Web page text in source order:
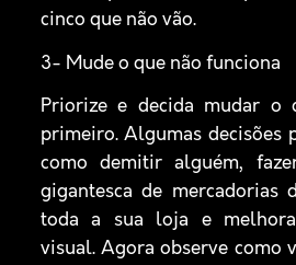
cinco que não vão.
3- Mude o que não funciona
Priorize e decida mudar o
primeiro. Algumas decisões
como demitir alguém,
gigantesca de mercadorias
toda a sua loja e
visual. Agora observe como